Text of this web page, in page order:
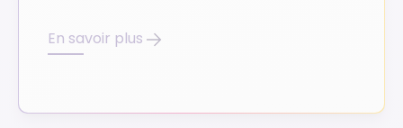
En savoir plus